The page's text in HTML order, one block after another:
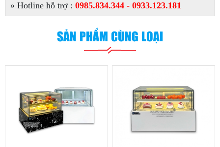
» Hotline hỗ trợ : 0985.834.344 - 0933.123.181
SẢN PHẨM CÙNG LOẠI